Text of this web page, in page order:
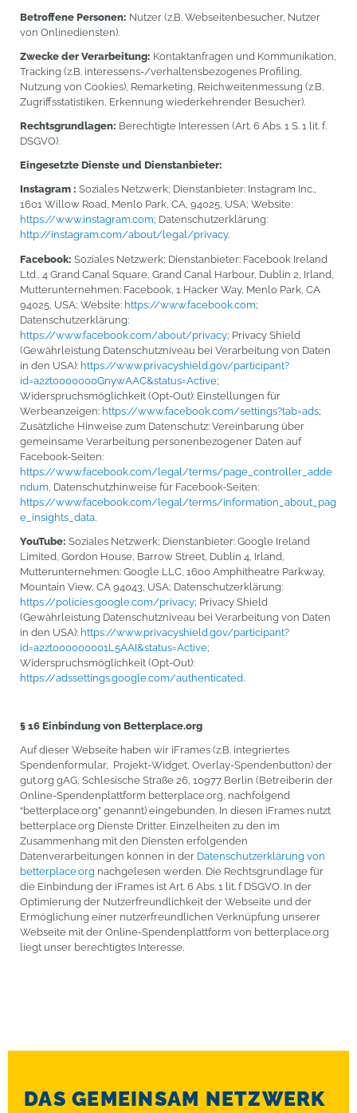
Betroffene Personen: Nutzer (z.B. Webseitenbesucher, Nutzer
von Onlinediensten).
Zwecke der Verarbeitung: Kontaktanfragen und Kommunikation,
Tracking (z.B. interessens-/verhaltensbezogenes Profiling,
Nutzung von Cookies), Remarketing, Reichweitenmessung (z.B.
Zugriffsstatistiken, Erkennung wiederkehrender Besucher).
Rechtsgrundlagen: Berechtigte Interessen (Art. 6 Abs. 1 S. 1 lit. f.
DSGVO).
Eingesetzte Dienste und Dienstanbieter:
Instagram : Soziales Netzwerk; Dienstanbieter: Instagram Inc.,
1601 Willow Road, Menlo Park, CA, 94025, USA; Website:
https://www.instagram.com; Datenschutzerklärung:
http://instagram.com/about/legal/privacy.
Facebook: Soziales Netzwerk; Dienstanbieter: Facebook Ireland
Ltd., 4 Grand Canal Square, Grand Canal Harbour, Dublin 2, Irland,
Mutterunternehmen: Facebook, 1 Hacker Way, Menlo Park, CA
94025, USA; Website: https://www.facebook.com;
Datenschutzerklärung:
https://www.facebook.com/about/privacy; Privacy Shield
(Gewährleistung Datenschutzniveau bei Verarbeitung von Daten
in den USA): https://www.privacyshield.gov/participant?
id=a2zt0000000GnywAAC&status=Active;
Widerspruchsmöglichkeit (Opt-Out): Einstellungen für
Werbeanzeigen: https://www.facebook.com/settings?tab=ads;
Zusätzliche Hinweise zum Datenschutz: Vereinbarung über
gemeinsame Verarbeitung personenbezogener Daten auf
Facebook-Seiten:
https://www.facebook.com/legal/terms/page_controller_adde
ndum , Datenschutzhinweise für Facebook-Seiten:
https://www.facebook.com/legal/terms/information_about_pag
e_insights_data.
YouTube: Soziales Netzwerk; Dienstanbieter: Google Ireland
Limited, Gordon House, Barrow Street, Dublin 4, Irland,
Mutterunternehmen: Google LLC, 1600 Amphitheatre Parkway,
Mountain View, CA 94043, USA; Datenschutzerklärung:
https://policies.google.com/privacy; Privacy Shield
(Gewährleistung Datenschutzniveau bei Verarbeitung von Daten
in den USA): https://www.privacyshield.gov/participant?
id=a2zt000000001L5AAI&status=Active;
Widerspruchsmöglichkeit (Opt-Out):
https://adssettings.google.com/authenticated.
§ 16 Einbindung von Betterplace.org
Auf dieser Webseite haben wir iFrames (z.B. integriertes
Spendenformular, Projekt-Widget, Overlay-Spendenbutton) der
gut.org gAG, Schlesische Straße 26, 10977 Berlin (Betreiberin der
Online-Spendenplattform betterplace.org, nachfolgend
“betterplace.org” genannt) eingebunden. In diesen iFrames nutzt
betterplace.org Dienste Dritter. Einzelheiten zu den im
Zusammenhang mit den Diensten erfolgenden
Datenverarbeitungen können in der Datenschutzerklärung von
betterplace.org nachgelesen werden. Die Rechtsgrundlage für
die Einbindung der iFrames ist Art. 6 Abs. 1 lit. f DSGVO. In der
Optimierung der Nutzerfreundlichkeit der Webseite und der
Ermöglichung einer nutzerfreundlichen Verknüpfung unserer
Webseite mit der Online-Spendenplattform von betterplace.org
liegt unser berechtigtes Interesse.
DAS GEMEINSAM NETZWERK